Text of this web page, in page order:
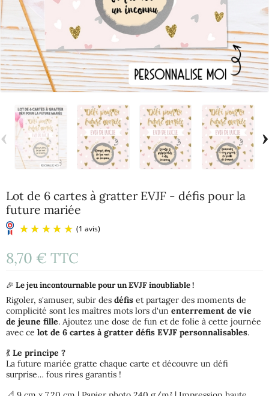
‹ ›
Lot de 6 cartes à gratter EVJF - défis pour la
future mariée
8,70 € TTC
🎉 Le jeu incontournable pour un EVJF inoubliable !
Rigoler, s'amuser, subir des défis et partager des moments de
complicité sont les maîtres mots lors d'un enterrement de vie
de jeune fille. Ajoutez une dose de fun et de folie à cette journée
avec ce lot de 6 cartes à gratter défis EVJF personnalisables.
💃 Le principe ?
La future mariée gratte chaque carte et découvre un défi
surprise… fous rires garantis !